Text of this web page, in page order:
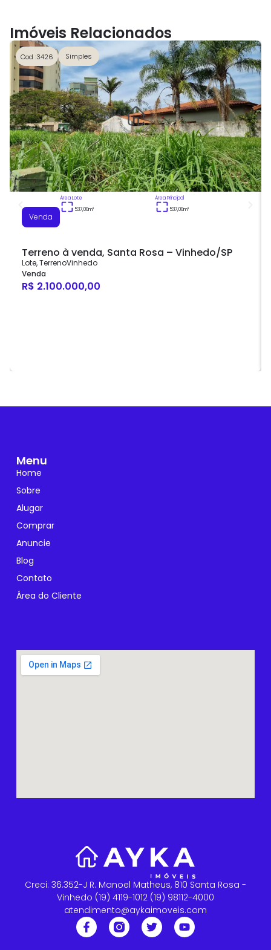
Imóveis Relacionados
Cod :3426 Simples
Venda
Área Lote
537,00m²
Área Principal
537,00m²
Terreno à venda, Santa Rosa – Vinhedo/SP
Lote,TerrenoVinhedo
Venda
R$ 2.100.000,00
Creci: 36.352-J R. Manoel Matheus, 810 Santa Rosa -
Vinhedo (19) 4119-1012 (19) 98112-4000
atendimento@aykaimoveis.com
Menu
Home
Sobre
Alugar
Comprar
Anuncie
Blog
Contato
Área do Cliente